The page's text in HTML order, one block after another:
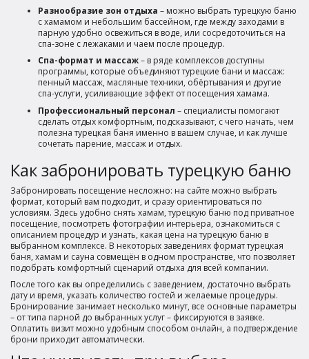
Разнообразие зон отдыха – можно выбрать турецкую баню
с хамамом и небольшим бассейном, где между заходами в
парную удобно освежиться в воде, или сосредоточиться на
спа-зоне с лежаками и чаем после процедур.
Спа-формат и массаж– в ряде комплексов доступны
программы, которые объединяют турецкие бани и массаж:
пенный массаж, масляные техники, обёртывания и другие
спа-услуги, усиливающие эффект от посещения хамама.
Профессиональный персонал – специалисты помогают
сделать отдых комфортным, подсказывают, с чего начать, чем
полезна турецкая баня именно в вашем случае, и как лучше
сочетать парение, массаж и отдых.
Как забронировать турецкую баню
Забронировать посещение несложно: на сайте можно выбрать
формат, который вам подходит, и сразу ориентироваться по
условиям. Здесь удобно снять хамам, турецкую баню под приватное
посещение, посмотреть фотографии интерьера, ознакомиться с
описанием процедур и узнать, какая цена на турецкую баню в
выбранном комплексе. В некоторых заведениях формат турецкая
баня, хамам и сауна совмещён в одном пространстве, что позволяет
подобрать комфортный сценарий отдыха для всей компании.
После того как вы определились с заведением, достаточно выбрать
дату и время, указать количество гостей и желаемые процедуры.
Бронирование занимает несколько минут, все основные параметры
– от типа парной до выбранных услуг – фиксируются в заявке.
Оплатить визит можно удобным способом онлайн, а подтверждение
брони приходит автоматически.